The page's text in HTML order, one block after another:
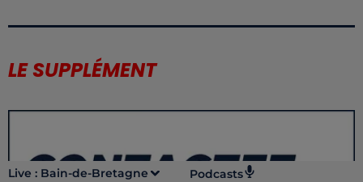
Live : Bain-de-Bretagne Podcasts
LE SUPPLÉMENT